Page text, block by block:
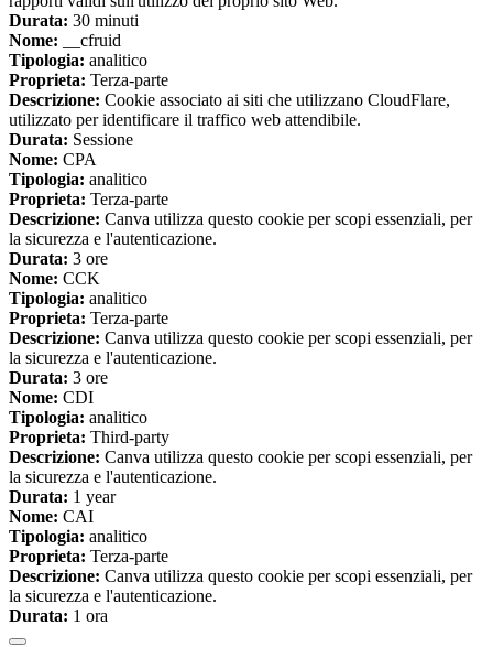
Durata: 30 minuti
Nome: __cfruid
Tipologia: analitico
Proprieta: Terza-parte
Descrizione: Cookie associato ai siti che utilizzano CloudFlare,
utilizzato per identificare il traffico web attendibile.
Durata: Sessione
Nome: CPA
Tipologia: analitico
Proprieta: Terza-parte
Descrizione: Canva utilizza questo cookie per scopi essenziali, per
la sicurezza e l'autenticazione.
Durata: 3 ore
Nome: CCK
Tipologia: analitico
Proprieta: Terza-parte
Descrizione: Canva utilizza questo cookie per scopi essenziali, per
la sicurezza e l'autenticazione.
Durata: 3 ore
Nome: CDI
Tipologia: analitico
Proprieta: Third-party
Descrizione: Canva utilizza questo cookie per scopi essenziali, per
la sicurezza e l'autenticazione.
Durata: 1 year
Nome: CAI
Tipologia: analitico
Proprieta: Terza-parte
Descrizione: Canva utilizza questo cookie per scopi essenziali, per
la sicurezza e l'autenticazione.
Durata: 1 ora